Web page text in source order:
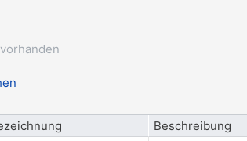
Beschreibung